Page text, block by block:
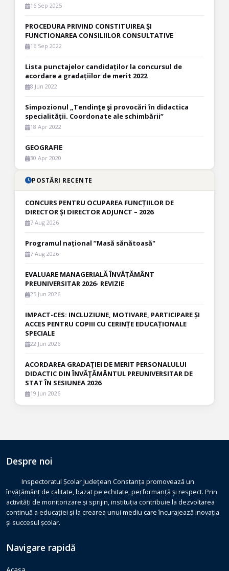
16 Sep 2025
PROCEDURA PRIVIND CONSTITUIREA ŞI
FUNCTIONAREA CONSILIILOR CONSULTATIVE
16 Sep 2022
Lista punctajelor candidaților la concursul de
acordare a gradațiilor de merit 2022
8 Jun 2022
Simpozionul „Tendinţe şi provocări în didactica
specialității. Coordonate ale schimbării”
18 Apr 2022
GEOGRAFIE
30 Apr 2020
POSTĂRI RECENTE
CONCURS PENTRU OCUPAREA FUNCȚIILOR DE
DIRECTOR ȘI DIRECTOR ADJUNCT – 2026
7 Aug 2026
Programul național ”Masă sănătoasă"
7 Aug 2026
EVALUARE MANAGERIALĂ ÎNVĂȚĂMÂNT
PREUNIVERSITAR 2026- REVIZIE
25 Jun 2026
IMPACT-CES: INCLUZIUNE, MOTIVARE, PARTICIPARE ȘI
ACCES PENTRU COPIII CU CERINȚE EDUCAȚIONALE
SPECIALE
22 Jun 2026
ACORDAREA GRADAŢIEI DE MERIT PERSONALULUI
DIDACTIC DIN ÎNVĂŢĂMÂNTUL PREUNIVERSITAR DE
STAT ÎN SESIUNEA 2026
19 Jun 2026
Despre noi
Inspectoratul Școlar Județean Constanța promovează un
învățământ de calitate, bazat pe echitate, performanță și respect. Prin
activități de monitorizare și sprijin, instituția contribuie la dezvoltarea
continuă a educației și la crearea unui mediu care încurajează inovația
și succesul școlar.
Navigare rapidă